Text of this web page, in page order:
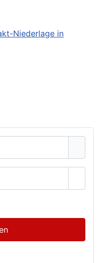
Niederlage in